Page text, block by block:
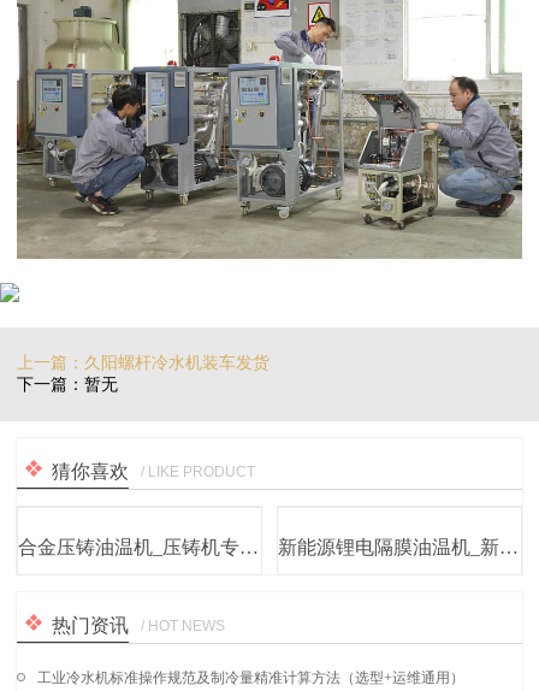
上一篇：久阳螺杆冷水机装车发货
下一篇：暂无
猜你喜欢 / LIKE PRODUCT
合金压铸油温机_压铸机专用油模温机 新能源锂电隔膜油温机_新能源电机测试油温机厂家
热门资讯 / HOT NEWS
工业冷水机标准操作规范及制冷量精准计算方法（选型+运维通用）